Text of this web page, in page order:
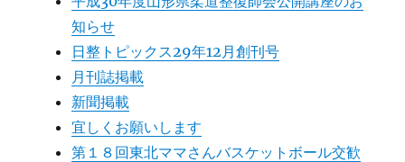
知らせ
日整トピックス29年12月創刊号
月刊誌掲載
新聞掲載
宜しくお願いします
第１８回東北ママさんバスケットボール交歓